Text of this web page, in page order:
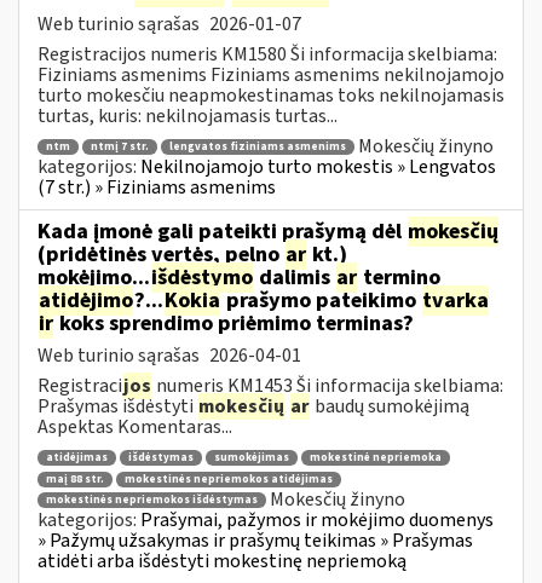
Web turinio sąrašas 2026-01-07
Registracijos numeris KM1580 Ši informacija skelbiama:
Fiziniams asmenims Fiziniams asmenims nekilnojamojo
turto mokesčiu neapmokestinamas toks nekilnojamasis
turtas, kuris: nekilnojamasis turtas...
ntm ntmį 7 str. lengvatos fiziniams asmenims
Mokesčių žinyno
kategorijos: Nekilnojamojo turto mokestis » Lengvatos
(7 str.) » Fiziniams asmenims
Kada įmonė gali pateikti prašymą dėl mokesčių
(pridėtinės vertės, pelno ar kt.)
mokėjimo...išdėstymo dalimis ar termino
atidėjimo?...Kokiaprašymo pateikimo tvarka
irkoks sprendimo priėmimo terminas?
Web turinio sąrašas 2026-04-01
Registracijos numeris KM1453 Ši informacija skelbiama:
Prašymas išdėstyti mokesčių ar baudų sumokėjimą
Aspektas Komentaras...
atidėjimas išdėstymas sumokėjimas
mokestinė nepriemoka
maį 88 str.
mokestinės nepriemokos atidėjimas
mokestinės nepriemokos išdėstymas
Mokesčių žinyno
kategorijos: Prašymai, pažymos ir mokėjimo duomenys
» Pažymų užsakymas ir prašymų teikimas » Prašymas
atidėti arba išdėstyti mokestinę nepriemoką